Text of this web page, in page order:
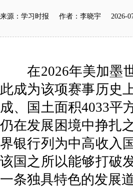
来源：学习时报 作者：李晓宇 2026-
在2026年美加墨世
此成为该项赛事历史
成、国土面积4033平
仍在发展困境中挣扎
界银行列为中高收入
该国之所以能够打破
一条独具特色的发展道